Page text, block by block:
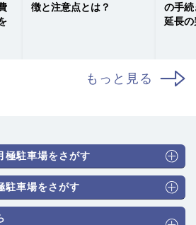
徴と注意点とは？
の手
延長
もっと見る
極駐車場をさがす
駐車場をさがす